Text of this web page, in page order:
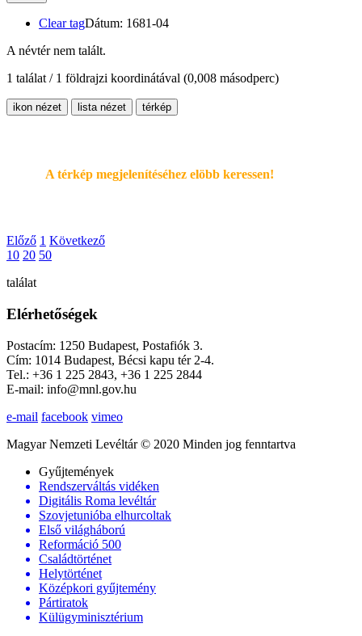
Clear tagDátum: 1681-04
A névtér nem talált.
1 találat / 1 földrajzi koordinátával (0,008 másodperc)
ikon nézet lista nézet térkép
A térkép megjelenítéséhez elöbb keressen!
Előző 1 Következő
10 20 50
találat
Elérhetőségek
Postacím: 1250 Budapest, Postafiók 3.
Cím: 1014 Budapest, Bécsi kapu tér 2-4.
Tel.: +36 1 225 2843, +36 1 225 2844
E-mail: info@mnl.gov.hu
e-mail facebook vimeo
Magyar Nemzeti Levéltár © 2020 Minden jog fenntartva
Gyűjtemények
Rendszerváltás vidéken
Digitális Roma levéltár
Szovjetunióba elhurcoltak
Első világháború
Reformáció 500
Családtörténet
Helytörténet
Középkori gyűjtemény
Pártiratok
Külügyminisztérium